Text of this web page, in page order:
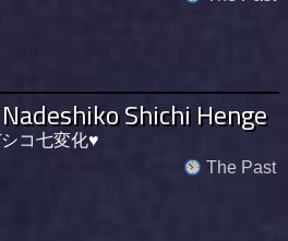
Shichi Henge
コ七変化♥
The Past